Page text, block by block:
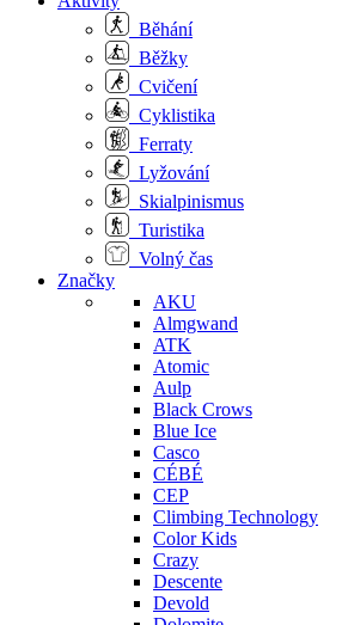
Běhání
Běžky
Cvičení
Cyklistika
Ferraty
Lyžování
Skialpinismus
Turistika
Volný čas
Značky
AKU
Almgwand
ATK
Atomic
Aulp
Black Crows
Blue Ice
Casco
CÉBÉ
CEP
Climbing Technology
Color Kids
Crazy
Descente
Devold